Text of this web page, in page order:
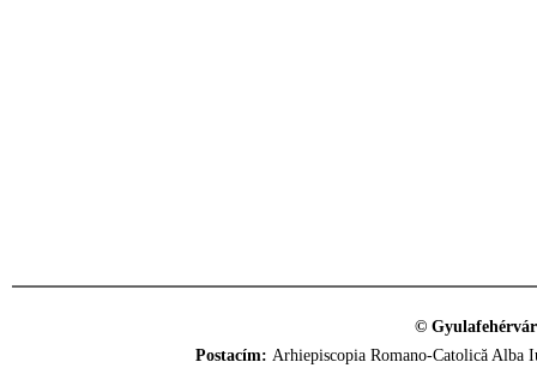
©
Postacím: Arhiepiscopia Romano-Catolică